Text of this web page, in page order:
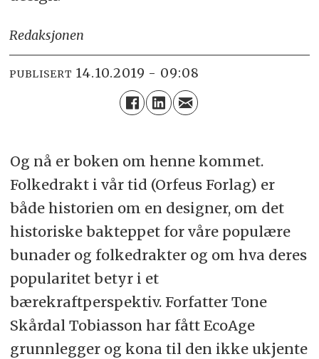
Redaksjonen
PUBLISERT 14.10.2019 - 09:08
Og nå er boken om henne kommet.
Folkedrakt i vår tid (Orfeus Forlag) er
både historien om en designer, om det
historiske bakteppet for våre populære
bunader og folkedrakter og om hva deres
popularitet betyr i et
bærekraftperspektiv. Forfatter Tone
Skårdal Tobiasson har fått EcoAge
grunnlegger og kona til den ikke ukjente